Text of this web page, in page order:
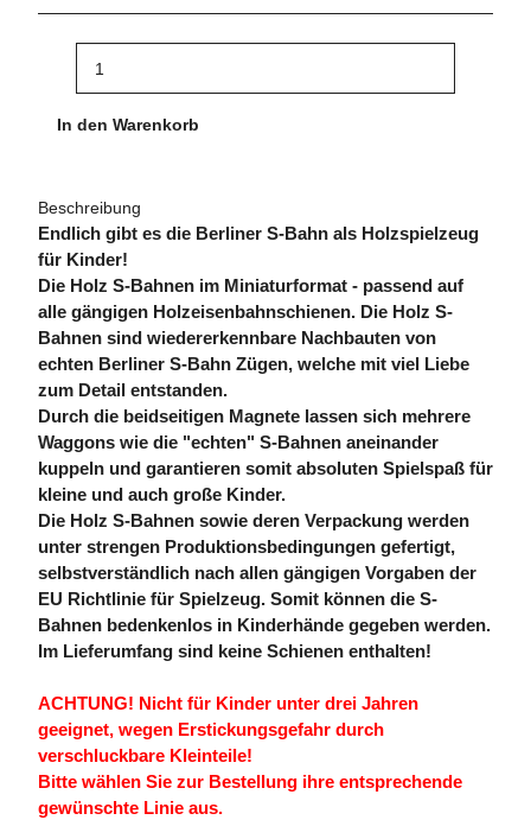
In den Warenkorb
Beschreibung
Endlich gibt es die Berliner S-Bahn als Holzspielzeug
für Kinder!
Die Holz S-Bahnen im Miniaturformat - passend auf
alle gängigen Holzeisenbahnschienen. Die Holz S-
Bahnen sind wiedererkennbare Nachbauten von
echten Berliner S-Bahn Zügen, welche mit viel Liebe
zum Detail entstanden.
Durch die beidseitigen Magnete lassen sich mehrere
Waggons wie die "echten" S-Bahnen aneinander
kuppeln und garantieren somit absoluten Spielspaß für
kleine und auch große Kinder.
Die Holz S-Bahnen sowie deren Verpackung werden
unter strengen Produktionsbedingungen gefertigt,
selbstverständlich nach allen gängigen Vorgaben der
EU Richtlinie für Spielzeug. Somit können die S-
Bahnen bedenkenlos in Kinderhände gegeben werden.
Im Lieferumfang sind keine Schienen enthalten!
ACHTUNG! Nicht für Kinder unter drei Jahren
geeignet, wegen Erstickungsgefahr durch
verschluckbare Kleinteile!
Bitte wählen Sie zur Bestellung ihre entsprechende
gewünschte Linie aus.